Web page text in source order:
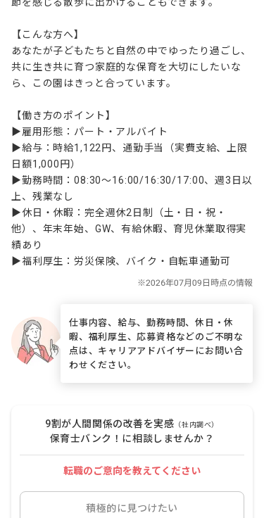
【こんな方へ】
あなたが子どもたちと自然の中でゆったり過ごし、
共に生き共に育つ家庭的な保育を大切にしたいな
ら、この園はきっと合っています。
【働き方のポイント】
▶雇用形態：パート・アルバイト
▶給与：時給1,122円、通勤手当（実費支給、上限
日額1,000円）
▶勤務時間：08:30～16:00/16:30/17:00、週3日以
上、残業なし
▶休日・休暇：完全週休2日制（土・日・祝・
他）、年末年始、GW、有給休暇、育児休業取得実
績あり
▶福利厚生：労災保険、バイク・自転車通勤可
仕事内容、給与、勤務時間、休日・休
暇、福利厚生、応募資格などのご不明な
点は、キャリアアドバイザーにお問い合
わせください。
9割が人間関係の改善を実感 （社内調べ）
保育士バンク！に相談しませんか？
転職のご意向を教えてください
積極的に見つけたい